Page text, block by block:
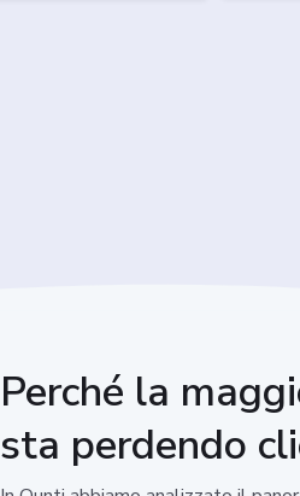
Perché la
sta perdendo